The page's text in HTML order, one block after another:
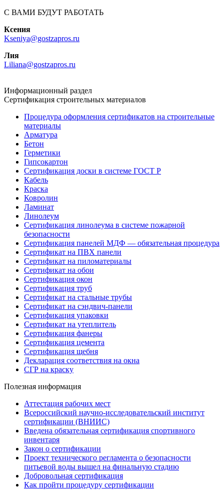
С ВАМИ БУДУТ РАБОТАТЬ
Ксения
Kseniya@gostzapros.ru
Лия
Liliana@gostzapros.ru
Информационный раздел
Сертификация строительных материалов
Процедура оформления сертификатов на строительные
материалы
Арматура
Бетон
Герметики
Гипсокартон
Сертификация доски в системе ГОСТ Р
Кабель
Краска
Ковролин
Ламинат
Линолеум
Сертификация линолеума в системе пожарной
безопасности
Сертификация панелей МДФ — обязательная процедура
Сертификат на ПВХ панели
Сертификат на пиломатериалы
Сертификат на обои
Сертификация окон
Сертификация труб
Сертификат на стальные трубы
Сертификат на сэндвич-панели
Сертификация упаковки
Сертификат на утеплитель
Сертификация фанеры
Сертификация цемента
Сертификация щебня
Декларация соответствия на окна
СГР на краску
Полезная информация
Аттестация рабочих мест
Всероссийский научно-исследовательский институт
сертификации (ВНИИС)
Введена обязательная сертификация спортивного
инвентаря
Закон о сертификации
Проект технического регламента о безопасности
питьевой воды вышел на финальную стадию
Добровольная сертификация
Как пройти процедуру сертификации